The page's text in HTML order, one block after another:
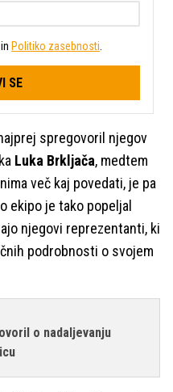
in Politiko zasebnosti
SE
spregovoril njegov
Luka Brkljača, medtem
več kaj povedati, je pa
ekipo je tako popeljal
njegovi reprezentanti, ki
podrobnosti o svojem
o nadaljevanju